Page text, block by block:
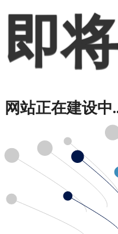
即
网站正在建设中